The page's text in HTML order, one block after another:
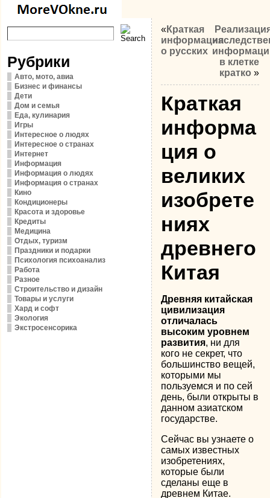
Рубрики
Авто, мото, авиа
Бизнес и финансы
Дети
Дом и семья
Еда, кулинария
Игры
Интересное о людях
Интересное о странах
Интернет
Информация
Информация о людях
Информация о странах
Кино
Кондиционеры
Красота и здоровье
Кредиты
Медицина
Отдых, туризм
Праздники и подарки
Психология психоанализ
Работа
Разное
Строительство и дизайн
Товары и услуги
Хард и софт
Экология
Экстросенсорика
«Краткая
информация
о русских
в клетке
кратко »
Краткая
информа
ция о
великих
изобрете
ниях
древнего
Китая
Древняя китайская
цивилизация
отличалась
высоким уровнем
развития, ни для
кого не секрет, что
большинство вещей,
которыми мы
пользуемся и по сей
день, были открыты в
данном азиатском
государстве.
Сейчас вы узнаете о
самых известных
изобретениях,
которые были
сделаны еще в
древнем Китае.